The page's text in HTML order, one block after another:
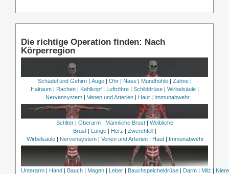
Die richtige Operation finden: Nach
Körperregion
Schädel und Gehirn| Auge| Ohr| Nase| Mundhöhle| Zähne|
Halraum| Rachen| Kehlkopf| Luftröhre| Schilddrüse| Wirbelsäule|
Nervensystem | Venen und Arterien | Haut | Immunabwehr
Schlter| Oberarm| Männliche Brust| Weibliche
Brust| Lunge| Herz | Zwerchfell|
Wirbelsäule | Nervensystem | Venen und Arterien | Haut | Immunabwehr
Unterarm| Hand| Bauch| Magen| Leber| Bauchspeicheldrüse| Darm| Milz |